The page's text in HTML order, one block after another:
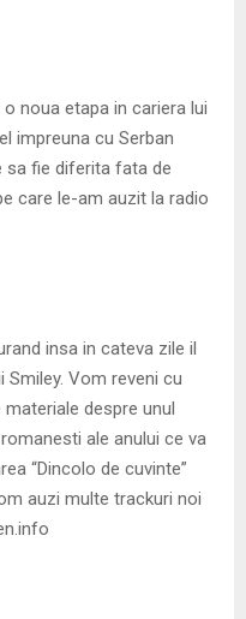
noua etapa in cariera lui
impreuna cu Serban
sa fie diferita fata de
care le-am auzit la radio
insa in cateva zile il
Vom reveni cu
despre unul
ale anului ce va
“Dincolo de cuvinte”
auzi multe trackuri noi